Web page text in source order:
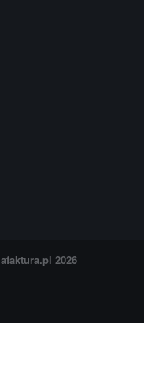
afaktura.pl 2026